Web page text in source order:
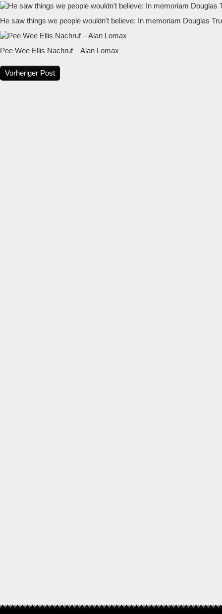
He saw things we people wouldn't believe: In memoriam Douglas
Pee Wee Ellis Nachruf – Alan Lomax
Vorheriger Post